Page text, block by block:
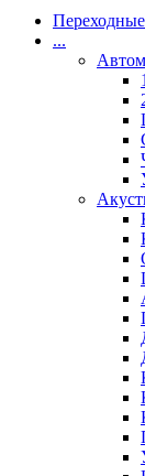
...